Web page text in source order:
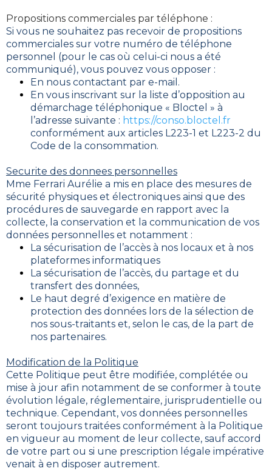
Propositions commerciales par téléphone :
Si vous ne souhaitez pas recevoir de propositions
commerciales sur votre numéro de téléphone
personnel (pour le cas où celui-ci nous a été
communiqué), vous pouvez vous opposer :
En nous contactant par e-mail.
En vous inscrivant sur la liste d’opposition au
démarchage téléphonique « Bloctel » à
l’adresse suivante : https://conso.bloctel.fr
conformément aux articles L223-1 et L223-2 du
Code de la consommation.
Securite des donnees personnelles
Mme Ferrari Aurélie a mis en place des mesures de
sécurité physiques et électroniques ainsi que des
procédures de sauvegarde en rapport avec la
collecte, la conservation et la communication de vos
données personnelles et notamment :
La sécurisation de l’accès à nos locaux et à nos
plateformes informatiques
La sécurisation de l’accès, du partage et du
transfert des données,
Le haut degré d’exigence en matière de
protection des données lors de la sélection de
nos sous-traitants et, selon le cas, de la part de
nos partenaires.
Modification de la Politique
Cette Politique peut être modifiée, complétée ou
mise à jour afin notamment de se conformer à toute
évolution légale, réglementaire, jurisprudentielle ou
technique. Cependant, vos données personnelles
seront toujours traitées conformément à la Politique
en vigueur au moment de leur collecte, sauf accord
de votre part ou si une prescription légale impérative
venait à en disposer autrement.